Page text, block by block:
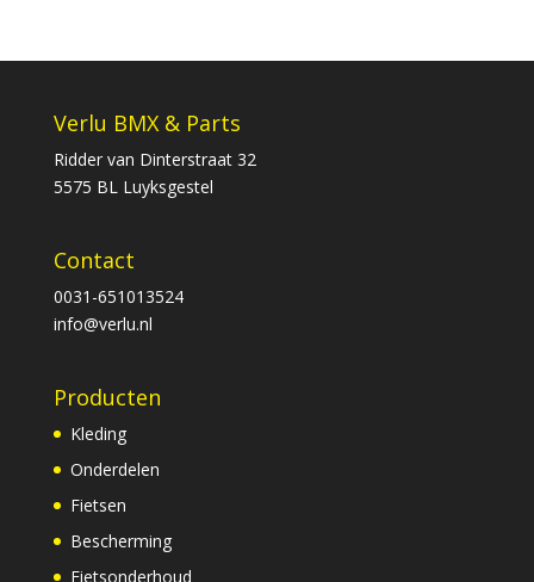
€129,00.€85,00.
Verlu BMX & Parts
Ridder van Dinterstraat 32
5575 BL Luyksgestel
Contact
0031-651013524
info@verlu.nl
Producten
Kleding
Onderdelen
Fietsen
Bescherming
Fietsonderhoud